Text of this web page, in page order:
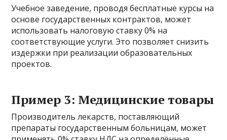
Учебное заведение, проводя бесплатные курсы на
основе государственных контрактов, может
использовать налоговую ставку 0% на
соответствующие услуги. Это позволяет снизить
издержки при реализации образовательных
проектов.
Пример 3: Медицинские товары
Производитель лекарств, поставляющий
препараты государственным больницам, может